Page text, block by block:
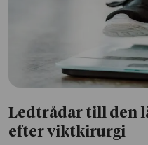
Ledtrådar till den
efter viktkirurgi